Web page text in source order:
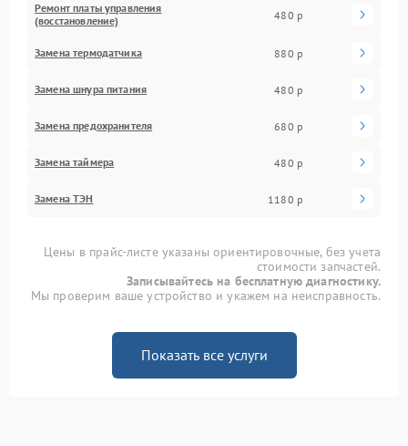
Ремонт платы управления
(восстановление)
480 р
Замена термодатчика 880 р
Замена шнура питания 480 р
Замена предохранителя 680 р
Замена таймера 480 р
Замена ТЭН 1180 р
Цены в прайс-листе указаны ориентировочные, без учета
стоимости запчастей.
Записывайтесь на бесплатную диагностику.
Мы проверим ваше устройство и укажем на неисправность.
Показать все услуги